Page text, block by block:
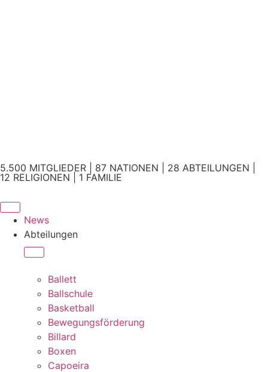
5.500 MITGLIEDER | 87 NATIONEN | 28 ABTEILUNGEN |
12 RELIGIONEN | 1 FAMILIE
News
Abteilungen
Ballett
Ballschule
Basketball
Bewegungsförderung
Billard
Boxen
Capoeira